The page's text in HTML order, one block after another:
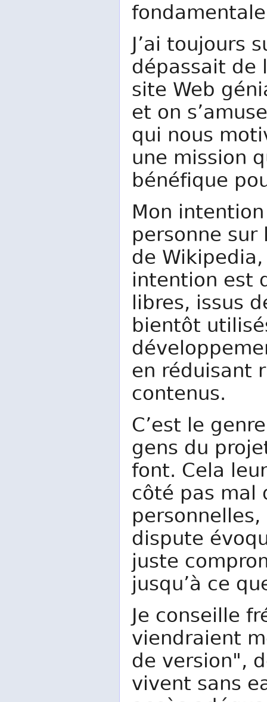
J’ai toujours
dépassait de
site Web
et on
qui nous
une mission
bénéfique
Mon
personne
de
intention est
libres, issus
bientôt
en réduisant
contenus.
C’est le
gens du
font. Cela
côté pas mal
dispute
juste
jusqu’à ce
Je conseille
viendraient
de version",
vivent sans